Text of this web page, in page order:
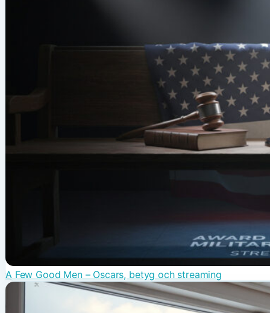
A Few Good Men – Oscars, betyg och streaming